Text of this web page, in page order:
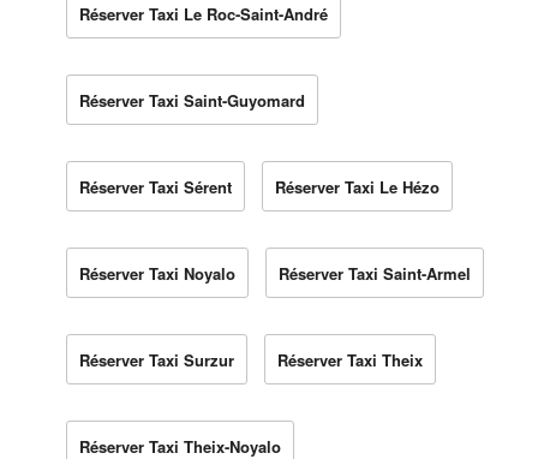
Réserver Taxi Le Roc-Saint-André
Réserver Taxi Saint-Guyomard
Réserver Taxi Sérent Réserver Taxi Le Hézo
Réserver Taxi Noyalo Réserver Taxi Saint-Armel
Réserver Taxi Surzur Réserver Taxi Theix
Réserver Taxi Theix-Noyalo